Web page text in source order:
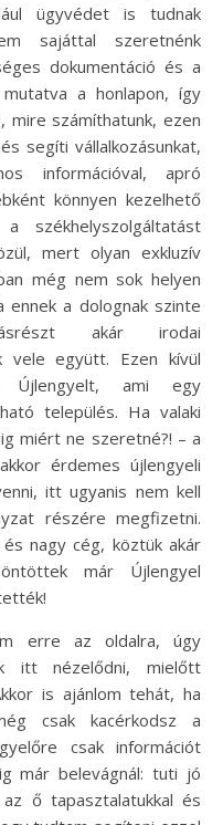
ügyvédet is tudnak
sajáttal szeretnénk
dokumentáció és a
a honlapon, így
mire számíthatunk, ezen
segíti vállalkozásunkat,
információval, apró
könnyen kezelhető
székhelyszolgáltatást
mert olyan exkluzív
még nem sok helyen
ennek a dolognak szinte
akár irodai
vele együtt. Ezen kívül
Újlengyelt, ami egy
település. Ha valaki
miért ne szeretné?! – a
érdemes újlengyeli
itt ugyanis nem kell
részére megfizetni.
nagy cég, köztük akár
már Újlengyel
erre az oldalra, úgy
itt nézelődni, mielőtt
is ajánlom tehát, ha
csak kacérkodsz a
csak információt
már belevágnál: tuti jó
ő tapasztalatukkal és